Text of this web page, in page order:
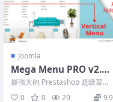
Joomla
Mega Menu PRO v2.6.
3 module for (Prestas
hop v1.6-v1.7-v8x) by
最强大的 Prestashop 超级菜单
模块 2021，设计出色，超级易
0 0 20 9.9